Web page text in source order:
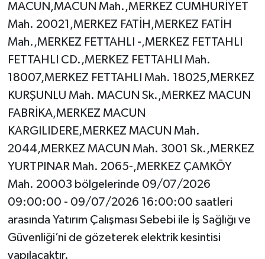
MACUN,MACUN Mah.,MERKEZ CUMHURİYET
Mah. 20021,MERKEZ FATİH,MERKEZ FATİH
Mah.,MERKEZ FETTAHLI -,MERKEZ FETTAHLI
FETTAHLI CD.,MERKEZ FETTAHLI Mah.
18007,MERKEZ FETTAHLI Mah. 18025,MERKEZ
KURŞUNLU Mah. MACUN Sk.,MERKEZ MACUN
FABRİKA,MERKEZ MACUN
KARGILIDERE,MERKEZ MACUN Mah.
2044,MERKEZ MACUN Mah. 3001 Sk.,MERKEZ
YURTPINAR Mah. 2065-,MERKEZ ÇAMKÖY
Mah. 20003 bölgelerinde 09/07/2026
09:00:00 - 09/07/2026 16:00:00 saatleri
arasında Yatırım Çalışması Sebebi ile İş Sağlığı ve
Güvenliği’ni de gözeterek elektrik kesintisi
yapılacaktır.